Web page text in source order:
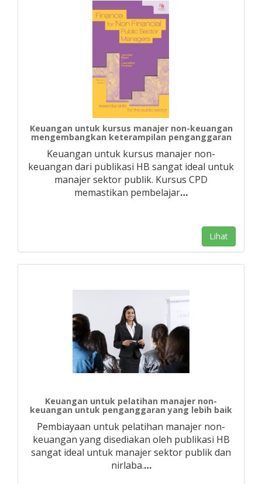
Keuangan untuk kursus manajer non-keuangan
mengembangkan keterampilan penganggaran
Keuangan untuk kursus manajer non-
keuangan dari publikasi HB sangat ideal untuk
manajer sektor publik. Kursus CPD
memastikan pembelajar…
Lihat
Keuangan untuk pelatihan manajer non-
keuangan untuk penganggaran yang lebih baik
Pembiayaan untuk pelatihan manajer non-
keuangan yang disediakan oleh publikasi HB
sangat ideal untuk manajer sektor publik dan
nirlaba.…